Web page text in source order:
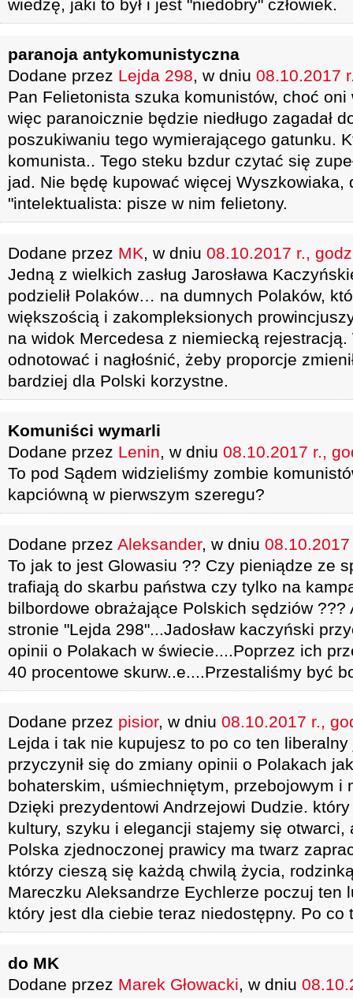
wiedzę, jaki to był i jest "niedobry" człowiek.
paranoja antykomunistyczna
Dodane przez Lejda 298, w dniu 08.10.2017
Pan Felietonista szuka komunistów, choć
więc paranoicznie będzie niedługo zagadał
poszukiwaniu tego wymierającego gatunku.
komunista.. Tego steku bzdur czytać się
jad. Nie będę kupować więcej Wyszkowiaka,
"intelektualista: pisze w nim felietony.
Dodane przez MK, w dniu 08.10.2017 r.,
Jedną z wielkich zasług Jarosława
podzielił Polaków… na dumnych Polaków,
większością i zakompleksionych
na widok Mercedesa z niemiecką rejestracją.
odnotować i nagłośnić, żeby proporcje
bardziej dla Polski korzystne.
Komuniści wymarli
Dodane przez Lenin, w dniu 08.10.2017 r.,
To pod Sądem widzieliśmy zombie
kapciówną w pierwszym szeregu?
Dodane przez Aleksander, w dniu
To jak to jest Glowasiu ?? Czy pieniądze ze
trafiają do skarbu państwa czy tylko na
bilbordowe obrażające Polskich sędziów ???
stronie "Lejda 298"...Jadosław kaczyński
opinii o Polakach w świecie....Poprzez ich
40 procentowe skurw..e....Przestaliśmy być
Dodane przez pisior, w dniu 08.10.2017 r.,
Lejda i tak nie kupujesz to po co ten liberalny
przyczynił się do zmiany opinii o Polakach
bohaterskim, uśmiechniętym, przebojowym i
Dzięki prezydentowi Andrzejowi Dudzie.
kultury, szyku i elegancji stajemy się otwarci,
Polska zjednoczonej prawicy ma twarz
którzy cieszą się każdą chwilą życia,
Mareczku Aleksandrze Eychlerze poczuj ten
który jest dla ciebie teraz niedostępny. Po co
do MK
Dodane przez Marek Głowacki, w dniu